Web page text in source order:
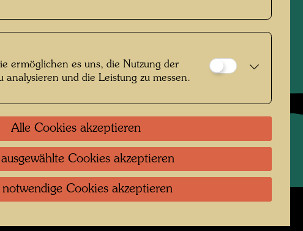
Kontakt . Datenschutz
Nutzungsbedingungen . Links
ermöglichen es uns, die Nutzung der
analysieren und die Leistung zu messen.
Alle Cookies akzeptieren
Cookies akzeptieren
Cookies akzeptieren